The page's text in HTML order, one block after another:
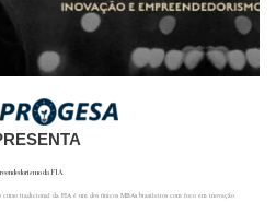
da FIA
tradicional da FIA é um dos únicos MBAs brasileiros com foco em inovação.